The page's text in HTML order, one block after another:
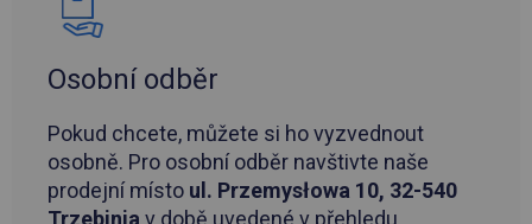
Osobní odběr
Pokud chcete, můžete si ho vyzvednout
osobně. Pro osobní odběr navštivte naše
prodejní místo ul. Przemysłowa 10, 32-540
Trzebiniav době uvedené v přehledu